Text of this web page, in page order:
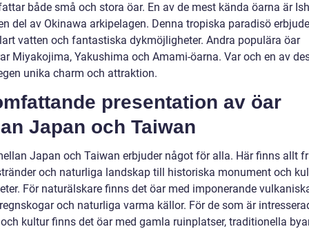
både små och stora öar. En av de mest kända öarna är
del av Okinawa arkipelagen. Denna tropiska paradisö
vatten och fantastiska dykmöjligheter. Andra populära öar
Miyakojima, Yakushima och Amami-öarna. Var och en av
unika charm och attraktion.
presentation av öar
Japan och Taiwan
Japan och Taiwan erbjuder något för alla. Här finns allt
och naturliga landskap till historiska monument och
För naturälskare finns det öar med imponerande
och naturliga varma källor. För de som är
kultur finns det öar med gamla ruinplatser, traditionella